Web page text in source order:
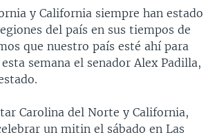
y California siempre han estado
del país en sus tiempos de
que nuestro país esté ahí para
semana el senador Alex Padilla,
Carolina del Norte y California,
un mitin el sábado en Las